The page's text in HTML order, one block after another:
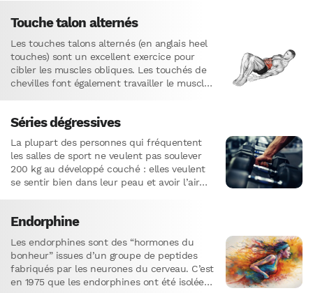
Touche talon alternés
Les touches talons alternés (en anglais heel
touches) sont un excellent exercice pour
cibler les muscles obliques. Les touchés de
chevilles font également travailler le muscle
Séries dégressives
La plupart des personnes qui fréquentent
les salles de sport ne veulent pas soulever
200 kg au développé couché : elles veulent
se sentir bien dans leur peau et avoir l’air…
Endorphine
Les endorphines sont des “hormones du
bonheur” issues d’un groupe de peptides
fabriqués par les neurones du cerveau. C’est
en 1975 que les endorphines ont été isolées